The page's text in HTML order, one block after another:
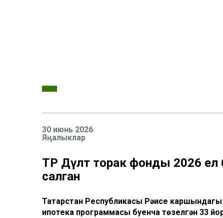
30 июнь 2026
Яңалыклар
ТР Дәүләт торак фонды 2026
салган
Татарстан Республикасы Рәисе
ипотека программасы буенча төзелгән 33